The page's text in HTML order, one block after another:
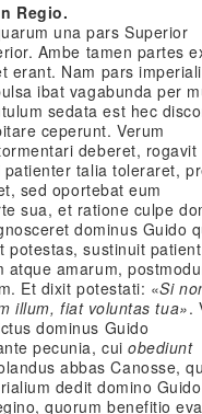
Regio.
una pars Superior
Ambe tamen partes
erant. Nam pars
ibat vagabunda per
sedata est hec
ceperunt. Verum
deberet, rogavit
talia toleraret,
sed oportebat eum
sua, et ratione culpe
dominus Guido
potestas, sustinuit
atque amarum,
Et dixit potestati: «Si
illum, fiat voluntas tua».
dominus Guido
pecunia, cuiobediunt
abbas Canosse,
dedit domino
quorum benefitio